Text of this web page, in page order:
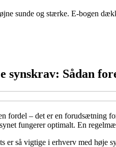
sunde og stærke. E-bogen
synskrav: Sådan
fordel – det er en forudsætning
fungerer optimalt. En
er så vigtige i erhverv med høje